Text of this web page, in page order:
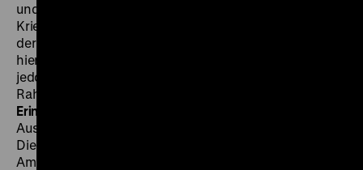
und dem Bemühen um eine realistische
Kriegsdarstellung auch als einer der großen Erneuerer
der Filmkunst.
hierzulande wegen der Darstellung der Deutschen
jedoch nicht in die Kinos. (ps) Filmprogramm im
Rahmen der Konferenz
Erinnerungskulturen“
Auslandsbeziehungen) am 16. und 17. Dezember 2014.
Die Veranstaltung wird gefördert vom Auswärtigen
Amt. SO 14.12. um 15 Uhr